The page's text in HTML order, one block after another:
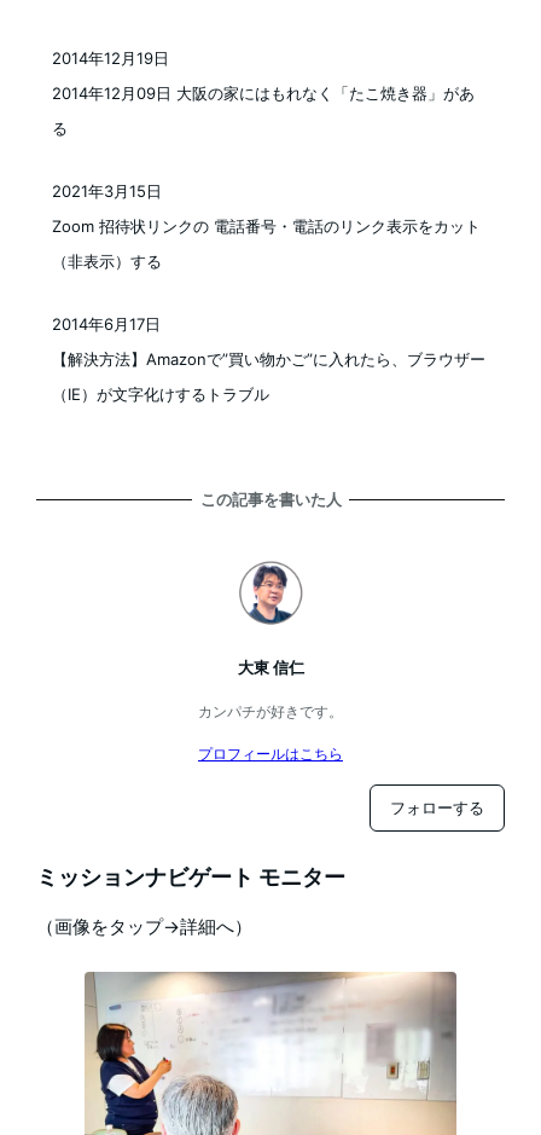
2014年12月09日 大阪の家にはもれなく「たこ焼き器」があ
る
2014年12月19日
Zoom 招待状リンクの 電話番号・電話のリンク表示をカット
（非表示）する
2021年3月15日
【解決方法】Amazonで”買い物かご”に入れたら、ブラウザー
（IE）が文字化けするトラブル
投稿日
2014年6月17日
この記事を書いた人
大東 信仁
カンパチが好きです。
プロフィールはこちら
フォローする
ミッションナビゲート モニター
（画像をタップ→詳細へ）